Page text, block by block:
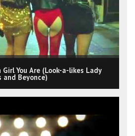
You Are (Look-a-likes Lady
and Beyonce)